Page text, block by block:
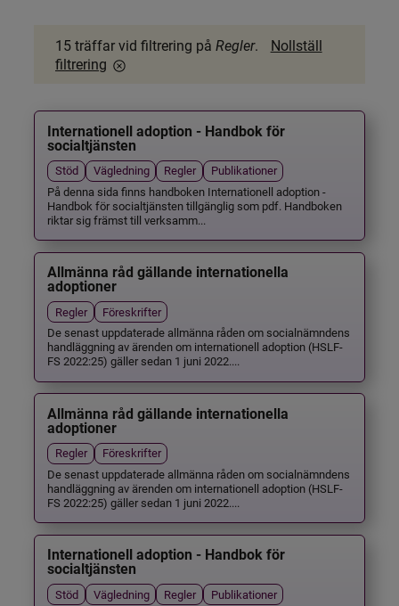
15 träffarvid filtrering på Regler.
Nollställ
filtrering
Internationell adoption - Handbok för
socialtjänsten
Stöd Vägledning Regler
Publikationer
På denna sida finns handboken Internationell adoption -
Handbok för socialtjänsten tillgänglig som pdf. Handboken
riktar sig främst till verksamm...
Allmänna råd gällande internationella
adoptioner
Regler
Föreskrifter
De senast uppdaterade allmänna råden om socialnämndens
handläggning av ärenden om internationell adoption (HSLF-
FS 2022:25) gäller sedan 1 juni 2022....
Allmänna råd gällande internationella
adoptioner
Regler
Föreskrifter
De senast uppdaterade allmänna råden om socialnämndens
handläggning av ärenden om internationell adoption (HSLF-
FS 2022:25) gäller sedan 1 juni 2022....
Internationell adoption - Handbok för
socialtjänsten
Stöd Vägledning Regler Publikationer